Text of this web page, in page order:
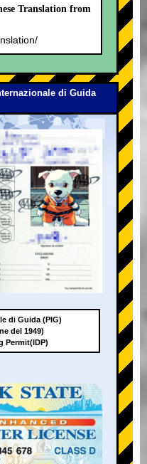
Translation from
di Guida
di Guida (PIG)
del 1949)
Permit(IDP)